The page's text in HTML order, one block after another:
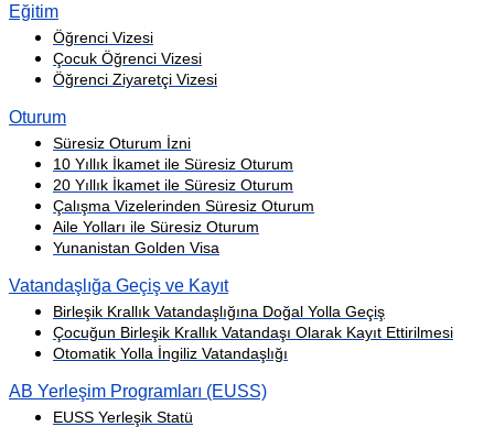
Eğitim
Öğrenci Vizesi
Çocuk Öğrenci Vizesi
Öğrenci Ziyaretçi Vizesi
Oturum
Süresiz Oturum İzni
10 Yıllık İkamet ile Süresiz Oturum
20 Yıllık İkamet ile Süresiz Oturum
Çalışma Vizelerinden Süresiz Oturum
Aile Yolları ile Süresiz Oturum
Yunanistan Golden Visa
Vatandaşlığa Geçiş ve Kayıt
Birleşik Krallık Vatandaşlığına Doğal Yolla Geçiş
Çocuğun Birleşik Krallık Vatandaşı Olarak Kayıt Ettirilmesi
Otomatik Yolla İngiliz Vatandaşlığı
AB Yerleşim Programları (EUSS)
EUSS Yerleşik Statü